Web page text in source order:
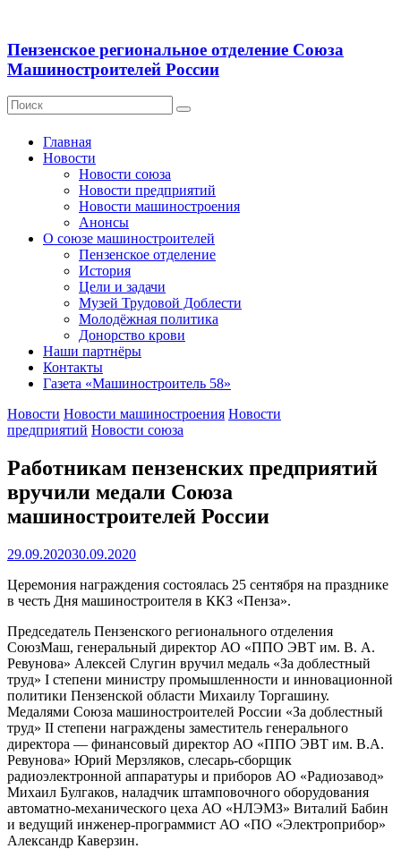
Пензенское региональное отделение Союза
Машиностроителей России
Главная
Новости
Новости союза
Новости предприятий
Новости машиностроения
Анонсы
О союзе машиностроителей
Пензенское отделение
История
Цели и задачи
Музей Трудовой Доблести
Молодёжная политика
Донорство крови
Наши партнёры
Контакты
Газета «Машиностроитель 58»
Новости Новости машиностроения Новости
предприятий Новости союза
Работникам пензенских предприятий
вручили медали Союза
машиностроителей России
29.09.202030.09.2020
Церемония награждения состоялась 25 сентября на празднике
в честь Дня машиностроителя в ККЗ «Пенза».
Председатель Пензенского регионального отделения
СоюзМаш, генеральный директор АО «ППО ЭВТ им. В. А.
Ревунова» Алексей Слугин вручил медаль «За доблестный
труд» I степени министру промышленности и инновационной
политики Пензенской области Михаилу Торгашину.
Медалями Союза машиностроителей России «За доблестный
труд» II степени награждены заместитель генерального
директора — финансовый директор АО «ППО ЭВТ им. В.А.
Ревунова» Юрий Мерзляков, слесарь-сборщик
радиоэлектронной аппаратуры и приборов АО «Радиозавод»
Михаил Булгаков, наладчик штамповочного оборудования
автоматно-механического цеха АО «НЛЭМЗ» Виталий Бабин
и ведущий инженер-программист АО «ПО «Электроприбор»
Александр Каверзин.